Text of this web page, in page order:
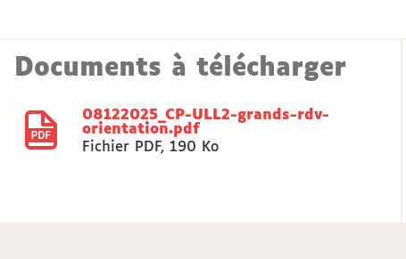
Documents à télécharger
08122025_CP-ULL2-grands-rdv-
orientation.pdf
Fichier PDF, 190 Ko